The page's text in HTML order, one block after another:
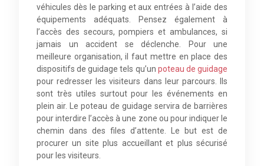
véhicules dès le parking et aux entrées à l’aide des
équipements adéquats. Pensez également à
l’accès des secours, pompiers et ambulances, si
jamais un accident se déclenche. Pour une
meilleure organisation, il faut mettre en place des
dispositifs de guidage tels qu’un poteau de guidage
pour redresser les visiteurs dans leur parcours. Ils
sont très utiles surtout pour les événements en
plein air. Le poteau de guidage servira de barrières
pour interdire l’accès à une zone ou pour indiquer le
chemin dans des files d’attente. Le but est de
procurer un site plus accueillant et plus sécurisé
pour les visiteurs.